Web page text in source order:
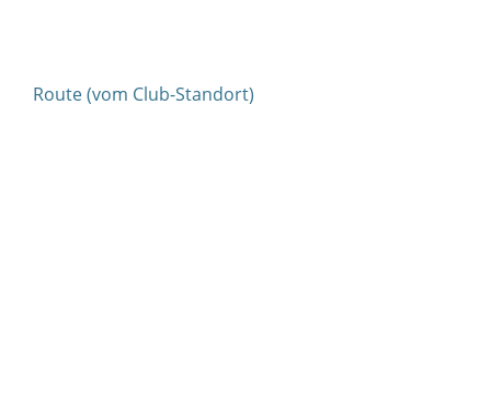
Route (vom Club-Standort)